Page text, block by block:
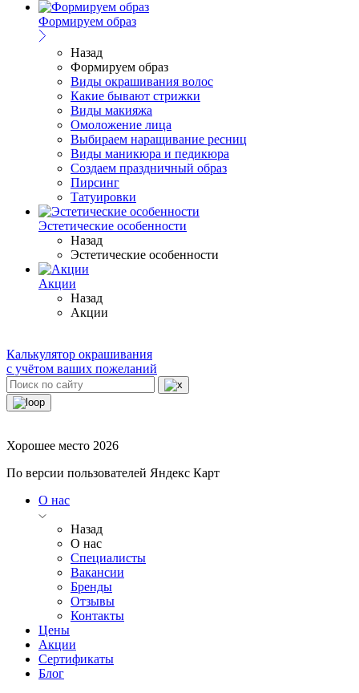
Формируем образ
Назад
Формируем образ
Виды окрашивания волос
Какие бывают стрижки
Виды макияжа
Омоложение лица
Выбираем наращивание ресниц
Виды маникюра и педикюра
Создаем праздничный образ
Пирсинг
Татуировки
Эстетические особенности
Назад
Эстетические особенности
Акции
Назад
Акции
Калькулятор окрашивания
с учётом ваших пожеланий
Хорошее место 2026
По версии пользователей Яндекс Карт
О нас
Назад
О нас
Специалисты
Вакансии
Бренды
Отзывы
Контакты
Цены
Акции
Сертификаты
Блог